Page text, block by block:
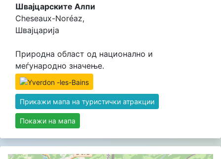
Швајцарските Алпи
Cheseaux-Noréaz,
Швајцарија
Природна област од национално и
меѓународно значење.
Прикажи мапа на туристички атракции
Покажи на мапа